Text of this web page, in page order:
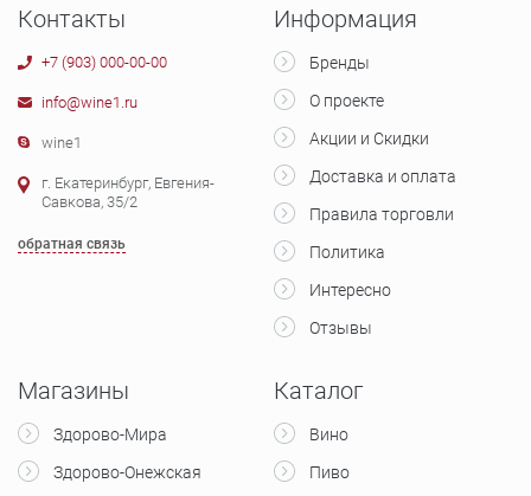
Контакты
+7 (903) 000-00-00
info@wine1.ru
wine1
г. Екатеринбург, Евгения-
Савкова, 35/2
обратная связь
Информация
Бренды
О проекте
Акции и Скидки
Доставка и оплата
Правила торговли
Политика
Интересно
Отзывы
Магазины
Здорово-Мира
Здорово-Онежская
Каталог
Вино
Пиво